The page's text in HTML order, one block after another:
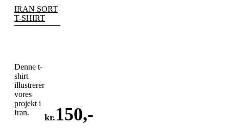
IRAN SORT
T-SHIRT
Denne t-
shirt
illustrerer
vores
projekt i
Iran.
kr. 150,-